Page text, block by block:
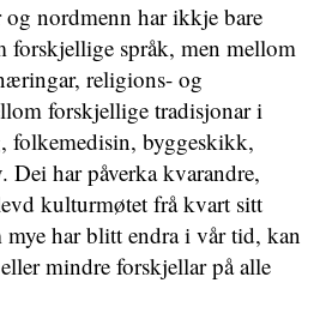
nordmenn har ikkje bare
forskjellige språk, men mellom
religions- og
forskjellige tradisjonar i
folkemedisin, byggeskikk,
Dei har påverka kvarandre,
kulturmøtet frå kvart sitt
har blitt endra i vår tid, kan
mindre forskjellar på alle